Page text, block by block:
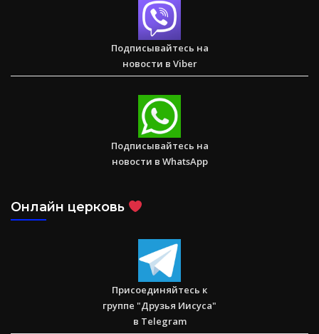
Два часа, которые изменили жизнь буддистского монаха
(Стэн и Лана — Иисус без границ) (BBS05030)
Спасаем. Восстанавливаем. Обучаем. Помогите нам
достичь цели в $10 000
Подписывайтесь на
новости в Viber
Подписывайтесь на
новости в WhatsApp
Онлайн церковь
Присоединяйтесь к
группе "Друзья Иисуса"
в Telegram